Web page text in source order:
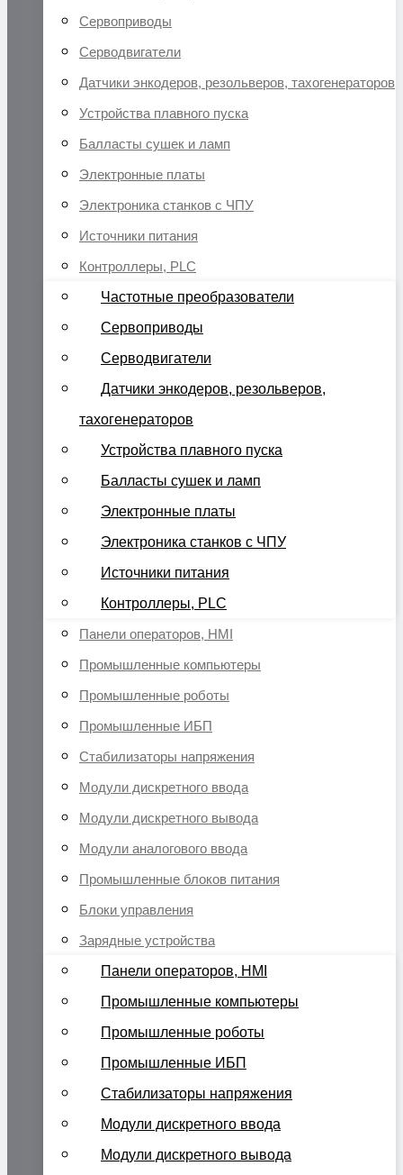
Сервоприводы
Серводвигатели
Датчики энкодеров, резольверов, тахогенераторов
Устройства плавного пуска
Балласты сушек и ламп
Электронные платы
Электроника станков с ЧПУ
Источники питания
Контроллеры, PLC
Частотные преобразователи
Сервоприводы
Серводвигатели
Датчики энкодеров, резольверов,
тахогенераторов
Устройства плавного пуска
Балласты сушек и ламп
Электронные платы
Электроника станков с ЧПУ
Источники питания
Контроллеры, PLC
Панели операторов, HMI
Промышленные компьютеры
Промышленные роботы
Промышленные ИБП
Стабилизаторы напряжения
Модули дискретного ввода
Модули дискретного вывода
Модули аналогового ввода
Промышленные блоков питания
Блоки управления
Зарядные устройства
Панели операторов, HMI
Промышленные компьютеры
Промышленные роботы
Промышленные ИБП
Стабилизаторы напряжения
Модули дискретного ввода
Модули дискретного вывода